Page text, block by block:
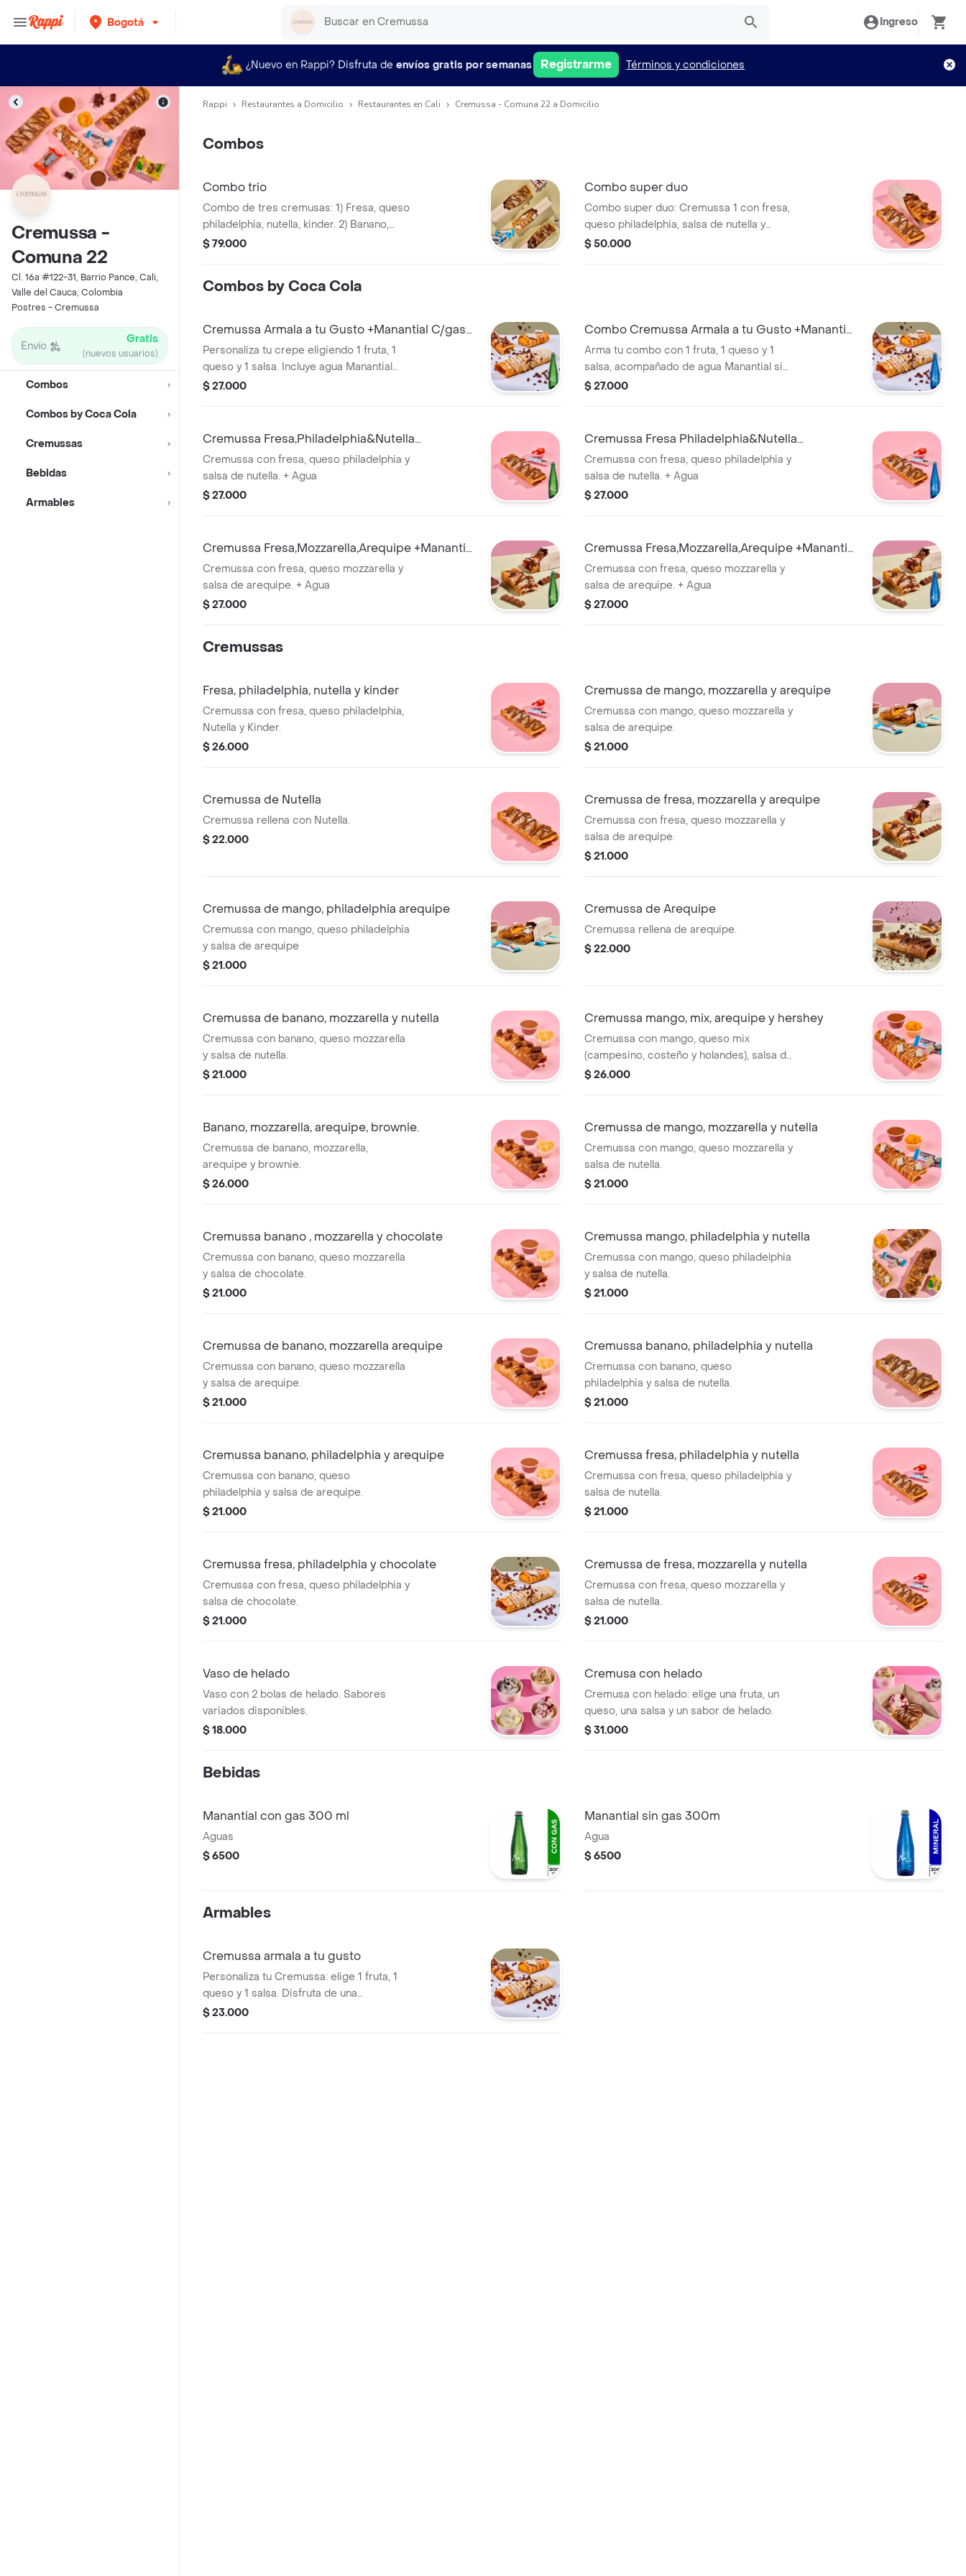
Bogotá Ingreso
¿Nuevo en Rappi? Disfruta de envíos gratis por semanas Registrarme Términos y condiciones
Cremussa -
Comuna 22
Cl. 16a #122-31, Barrio Pance, Cali,
Valle del Cauca, Colombia
Postres - Cremussa
Envío Gratis
(nuevos usuarios)
Combos
Combos by Coca Cola
Cremussas
Bebidas
Armables
Rappi Restaurantes a Domicilio Restaurantes en Cali Cremussa - Comuna 22 a Domicilio
Combos
Combo trio
Combo de tres cremusas: 1) Fresa, queso
philadelphia, nutella, kinder. 2) Banano,
queso mozzarella, arequipe, brownie. 3)
$ 79.000
Combo super duo
Combo super duo: Cremussa 1 con fresa,
queso philadelphia, salsa de nutella y
kinder. Cremussa 2 con banano, queso
$ 50.000
Combos by Coca Cola
Cremussa Armala a tu Gusto +Manantial C/gas
300ml
Personaliza tu crepe eligiendo 1 fruta, 1
queso y 1 salsa. Incluye agua Manantial
con gas de 300 ml.
$ 27.000
Combo Cremussa Armala a tu Gusto +Manantial
S/gas 300m
Arma tu combo con 1 fruta, 1 queso y 1
salsa, acompañado de agua Manantial sin
gas 300 ml.
$ 27.000
Cremussa Fresa,Philadelphia&Nutella
+Manantial c/gas 300ml
Cremussa con fresa, queso philadelphia y
salsa de nutella. + Agua
$ 27.000
Cremussa Fresa Philadelphia&Nutella
+Manantial S/gas 300ml
Cremussa con fresa, queso philadelphia y
salsa de nutella. + Agua
$ 27.000
Cremussa Fresa,Mozzarella,Arequipe +Manantial
c/gas 300ml
Cremussa con fresa, queso mozzarella y
salsa de arequipe. + Agua
$ 27.000
Cremussa Fresa,Mozzarella,Arequipe +Manantial
S/gas 300ml
Cremussa con fresa, queso mozzarella y
salsa de arequipe. + Agua
$ 27.000
Cremussas
Fresa, philadelphia, nutella y kinder
Cremussa con fresa, queso philadelphia,
Nutella y Kinder.
$ 26.000
Cremussa de mango, mozzarella y arequipe
Cremussa con mango, queso mozzarella y
salsa de arequipe.
$ 21.000
Cremussa de Nutella
Cremussa rellena con Nutella.
$ 22.000
Cremussa de fresa, mozzarella y arequipe
Cremussa con fresa, queso mozzarella y
salsa de arequipe.
$ 21.000
Cremussa de mango, philadelphia arequipe
Cremussa con mango, queso philadelphia
y salsa de arequipe
$ 21.000
Cremussa de Arequipe
Cremussa rellena de arequipe.
$ 22.000
Cremussa de banano, mozzarella y nutella
Cremussa con banano, queso mozzarella
y salsa de nutella.
$ 21.000
Cremussa mango, mix, arequipe y hershey
Cremussa con mango, queso mix
(campesino, costeño y holandes), salsa de
arequipe y hersheys.
$ 26.000
Banano, mozzarella, arequipe, brownie.
Cremussa de banano, mozzarella,
arequipe y brownie.
$ 26.000
Cremussa de mango, mozzarella y nutella
Cremussa con mango, queso mozzarella y
salsa de nutella.
$ 21.000
Cremussa banano , mozzarella y chocolate
Cremussa con banano, queso mozzarella
y salsa de chocolate.
$ 21.000
Cremussa mango, philadelphia y nutella
Cremussa con mango, queso philadelphia
y salsa de nutella.
$ 21.000
Cremussa de banano, mozzarella arequipe
Cremussa con banano, queso mozzarella
y salsa de arequipe.
$ 21.000
Cremussa banano, philadelphia y nutella
Cremussa con banano, queso
philadelphia y salsa de nutella.
$ 21.000
Cremussa banano, philadelphia y arequipe
Cremussa con banano, queso
philadelphia y salsa de arequipe.
$ 21.000
Cremussa fresa, philadelphia y nutella
Cremussa con fresa, queso philadelphia y
salsa de nutella.
$ 21.000
Cremussa fresa, philadelphia y chocolate
Cremussa con fresa, queso philadelphia y
salsa de chocolate.
$ 21.000
Cremussa de fresa, mozzarella y nutella
Cremussa con fresa, queso mozzarella y
salsa de nutella.
$ 21.000
Vaso de helado
Vaso con 2 bolas de helado. Sabores
variados disponibles.
$ 18.000
Cremusa con helado
Cremusa con helado: elige una fruta, un
queso, una salsa y un sabor de helado.
$ 31.000
Bebidas
Manantial con gas 300 ml
Aguas
$ 6500
Manantial sin gas 300m
Agua
$ 6500
Armables
Cremussa armala a tu gusto
Personaliza tu Cremussa: elige 1 fruta, 1
queso y 1 salsa. Disfruta de una
experiencia única con ingredientes a tu
$ 23.000